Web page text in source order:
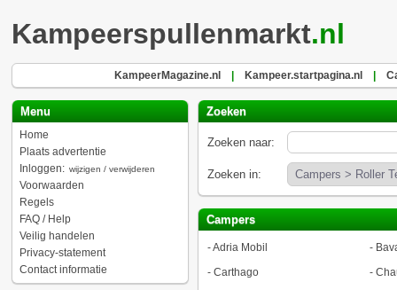
Kampeerspullenmarkt.nl
KampeerMagazine.nl Kampeer.startpagina.nl
Menu
Home
Plaats advertentie
Inloggen: wijzigen / verwijderen
Voorwaarden
Regels
FAQ / Help
Veilig handelen
Privacy-statement
Contact informatie
Zoeken
Zoeken naar:
Zoeken in:
Campers
-Adria Mobil -
- Carthago -